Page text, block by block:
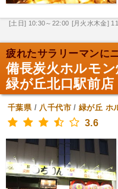
[土日] 10:30～22:00 [月火水木金]
疲れたサラリーマンに
備長炭火ホルモ
緑が丘北口駅前店
千葉県/ 八千代市/緑が丘 ホ
3.6